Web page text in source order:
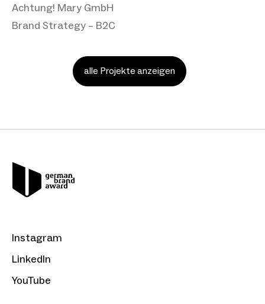
Achtung! Mary GmbH
Brand Strategy – B2C
alle Projekte anzeigen
Instagram
LinkedIn
YouTube